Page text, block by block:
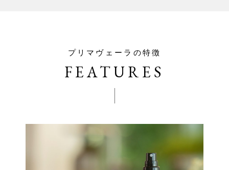
プリマヴェーラの特徴
FEATURES